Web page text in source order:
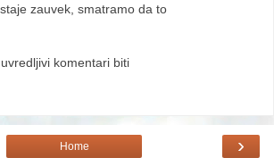
zauvek, smatramo da to
komentari biti
›
Home